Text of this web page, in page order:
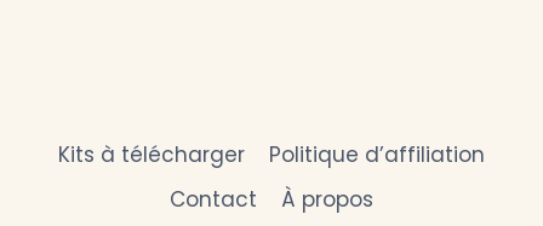
Kits à télécharger
Politique d’affiliation
Contact
À propos